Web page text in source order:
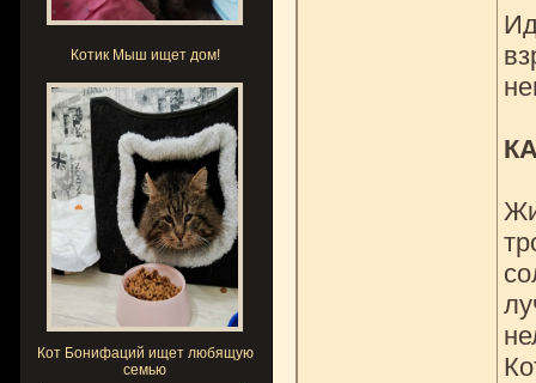
Котик Мыш ищет дом!
Кот Бонифаций ищет любящую
семью